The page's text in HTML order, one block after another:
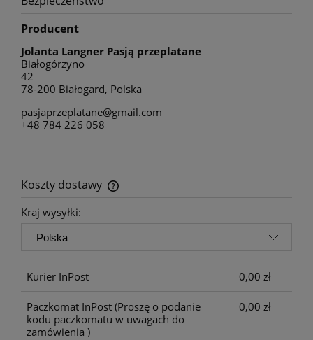
Producent
Jolanta Langner Pasją przeplatane
Białogórzyno
42
78-200 Białogard, Polska
pasjaprzeplatane@gmail.com
+48 784 226 058
Koszty dostawy
Cena nie zawiera ewentualnych kosztów płatności
Kraj wysyłki:
Kurier InPost 0,00 zł
Paczkomat InPost(Proszę o podanie
kodu paczkomatu w uwagach do
zamówienia )
0,00 zł